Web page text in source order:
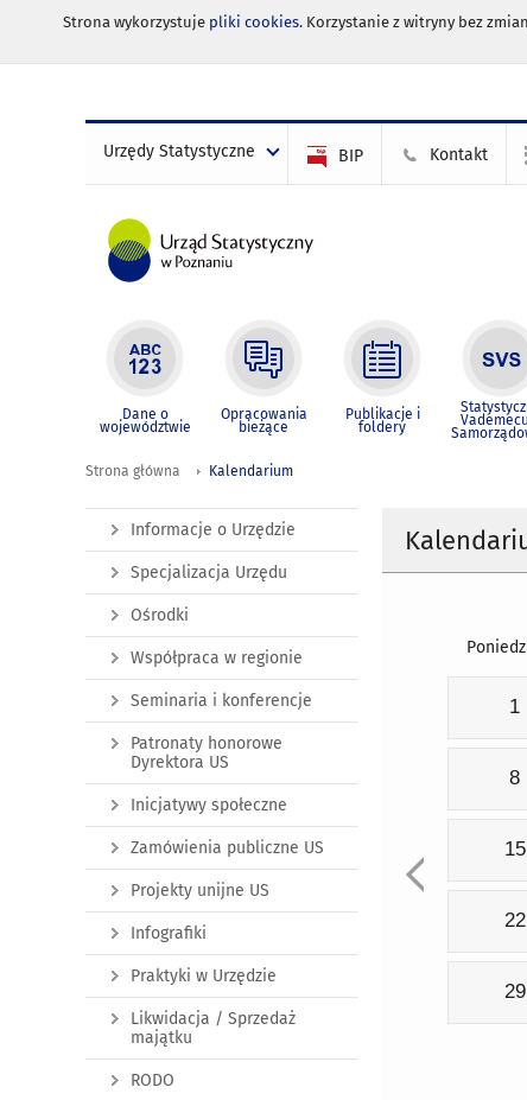
Strona wykorzystuje pliki cookies. Korzystanie z witryny bez
Urzędy Statystyczne BIP Kontakt
Dane o
województwie
Opracowania
bieżące
Publikacje i
foldery
Strona główna Kalendarium
1
8
15
22
29
Informacje o Urzędzie
Specjalizacja Urzędu
Ośrodki
Współpraca w regionie
Seminaria i konferencje
Patronaty honorowe
Dyrektora US
Inicjatywy społeczne
Zamówienia publiczne US
Projekty unijne US
Infografiki
Praktyki w Urzędzie
Likwidacja / Sprzedaż
majątku
RODO